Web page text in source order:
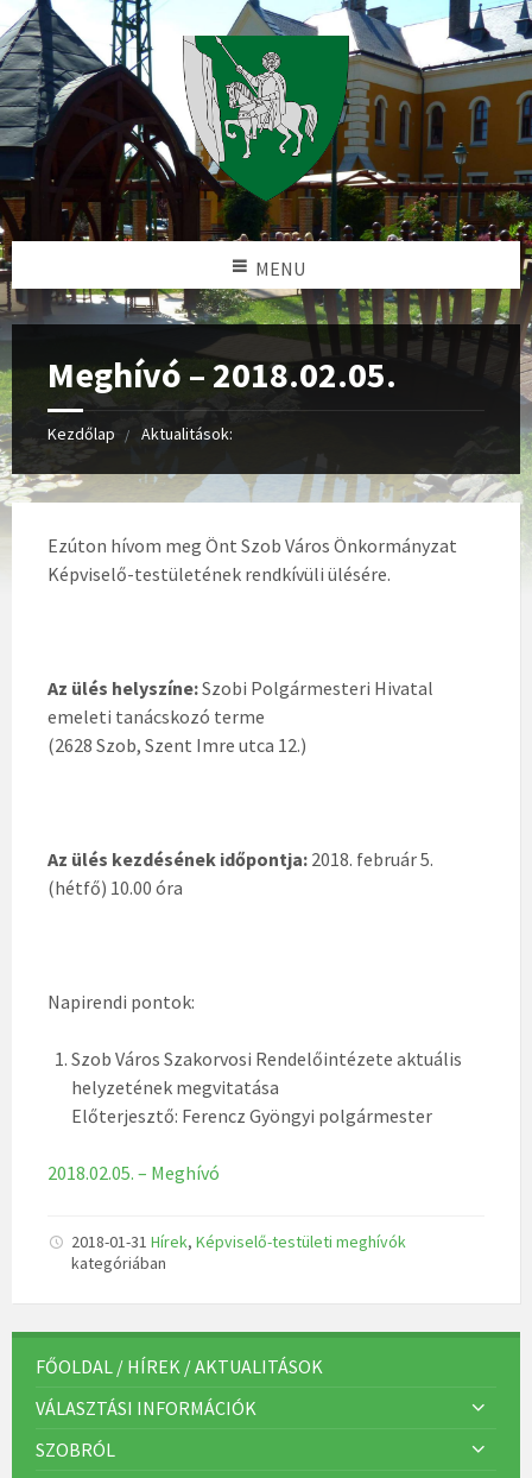
MENU
Meghívó – 2018.02.05.
Kezdőlap Aktualitások:
Ezúton hívom meg Önt Szob Város Önkormányzat
Képviselő-testületének rendkívüli ülésére.
Az ülés helyszíne:Szobi Polgármesteri Hivatal
emeleti tanácskozó terme
(2628 Szob, Szent Imre utca 12.)
Az ülés kezdésének időpontja: 2018. február 5.
(hétfő) 10.00 óra
Napirendi pontok:
Szob Város Szakorvosi Rendelőintézete aktuális
helyzetének megvitatása
Előterjesztő: Ferencz Gyöngyi polgármester
2018.02.05. – Meghívó
2018-01-31 Hírek, Képviselő-testületi meghívók
kategóriában
FŐOLDAL / HÍREK / AKTUALITÁSOK
VÁLASZTÁSI INFORMÁCIÓK
SZOBRÓL